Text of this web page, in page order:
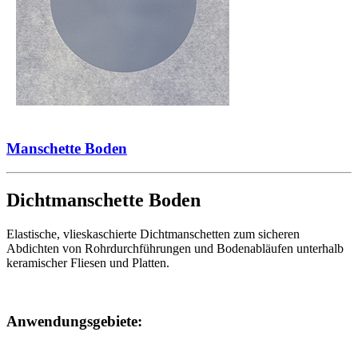
Manschette Boden
Dichtmanschette Boden
Elastische, vlieskaschierte Dichtmanschetten zum sicheren
Abdichten von Rohrdurchführungen und Bodenabläufen unterhalb
keramischer Fliesen und Platten.
Anwendungsgebiete: